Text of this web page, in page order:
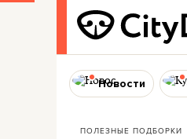
Новости
ПОЛЕЗНЫЕ ПОДБОРКИ